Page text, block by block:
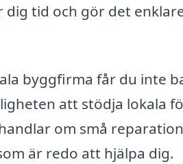
dig tid och gör det
byggfirma får du inte
att stödja lokala
om små
är redo att hjälpa dig.